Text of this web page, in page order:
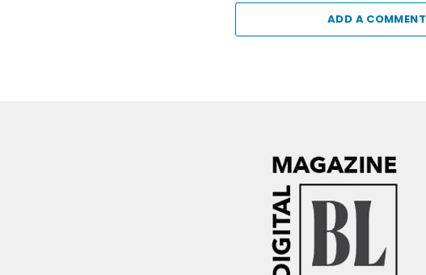
ADD A COMMENT